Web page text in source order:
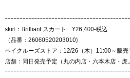
ｰｰｰｰｰｰｰｰｰｰｰｰｰｰｰｰｰｰｰｰｰｰｰｰｰｰｰｰｰｰｰｰｰｰｰｰｰｰｰｰｰｰ
skirt：Brilliant スカート ¥26,400-税込
（品番：26060520203010)
ベイクルーズストア：12/26（木）11:00～販売
店舗：同日発売予定（丸の内店・六本木店・虎
ｰｰｰｰｰｰｰｰｰｰｰｰｰｰｰｰｰｰｰｰｰｰｰｰｰｰｰｰｰｰｰｰｰｰｰｰｰｰｰｰｰｰ